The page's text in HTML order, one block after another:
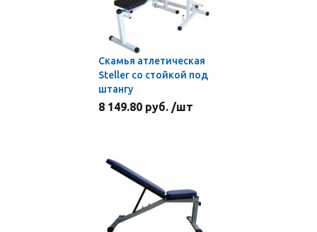
Скамья атлетическая
Steller со стойкой под
штангу
8 149.80 руб. /шт